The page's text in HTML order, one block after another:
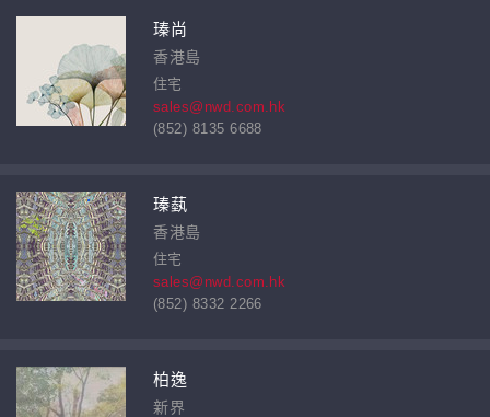
瑧尚
香港島
住宅
sales@nwd.com.hk
(852) 8135 6688
瑧蓺
香港島
住宅
sales@nwd.com.hk
(852) 8332 2266
柏逸
新界